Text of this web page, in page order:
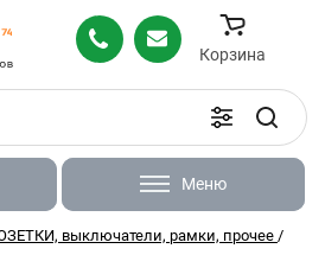
Корзина
Меню
выключатели, рамки, прочее /